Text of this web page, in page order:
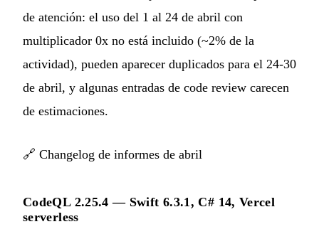
de atención: el uso del 1 al 24 de abril con
multiplicador 0x no está incluido (~2% de la
actividad), pueden aparecer duplicados para el 24-30
de abril, y algunas entradas de code review carecen
de estimaciones.
🔗 Changelog de informes de abril
CodeQL 2.25.4 — Swift 6.3.1, C# 14, Vercel
serverless